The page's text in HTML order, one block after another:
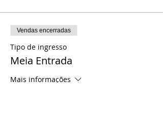
Vendas encerradas
Tipo de ingresso
Meia Entrada
Mais informações